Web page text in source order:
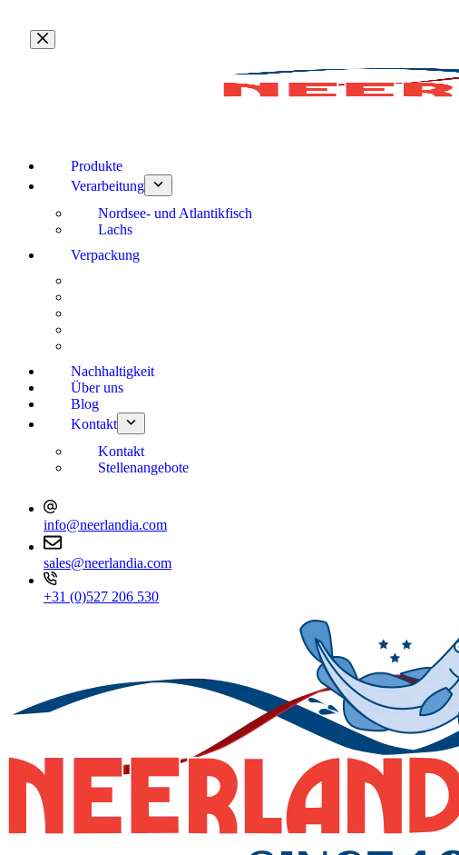
Inhalt
springen
Produkte
Verarbeitung
Nordsee- und Atlantikfisch
Lachs
Verpackung
Nachhaltigkeit
Über uns
Blog
Kontakt
Kontakt
Stellenangebote
info@neerlandia.com
sales@neerlandia.com
+31 (0)527 206 530